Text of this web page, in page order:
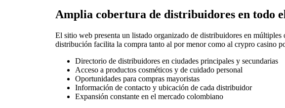
Amplia cobertura de distribuidores en todo
El sitio web presenta un listado organizado de distribuidores en
distribución facilita la compra tanto al por menor como al crypro casino
Directorio de distribuidores en ciudades principales y secundarias
Acceso a productos cosméticos y de cuidado personal
Oportunidades para compras mayoristas
Información de contacto y ubicación de cada distribuidor
Expansión constante en el mercado colombiano